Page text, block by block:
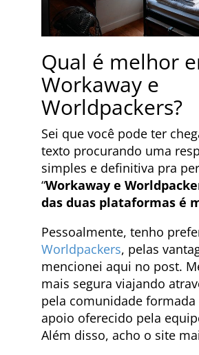
Qual é melhor
Workaway e
Worldpackers?
Sei que você pode ter
texto procurando uma
simples e definitiva pra
“Workaway e
das duas plataformas é
Pessoalmente, tenho
Worldpackers, pelas
mencionei aqui no post.
mais segura viajando
pela comunidade formada
apoio oferecido pela
Além disso, acho o site